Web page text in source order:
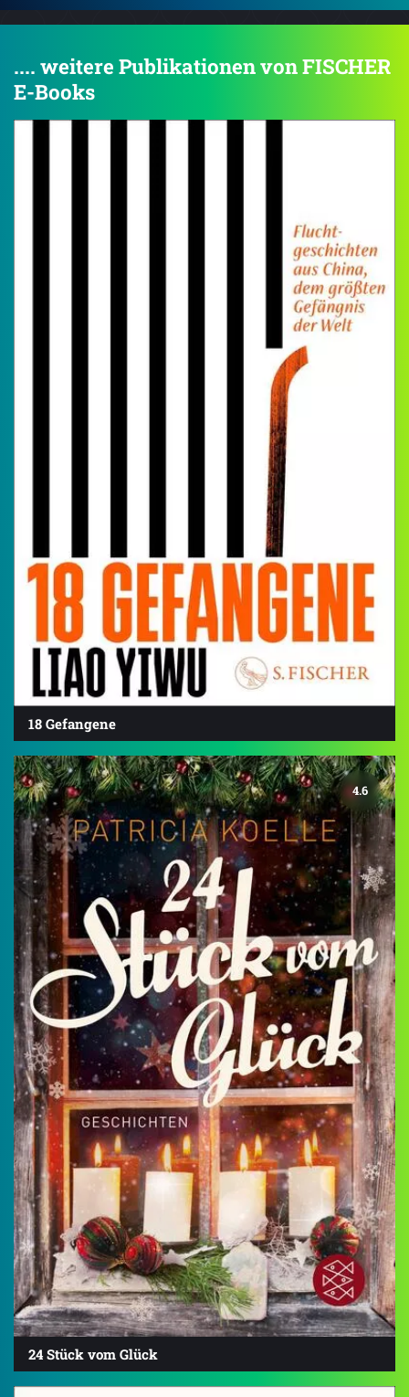
.... weitere Publikationen von FISCHER
E-Books
18 Gefangene
4.6
24 Stück vom Glück